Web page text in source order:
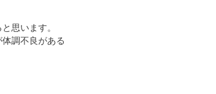
思います。
調不良がある